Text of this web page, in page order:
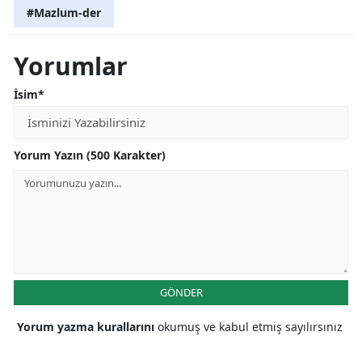
#Mazlum-der
Yorumlar
İsim*
Yorum Yazın (500 Karakter)
GÖNDER
Yorum yazma kurallarını okumuş ve kabul etmiş sayılırsınız